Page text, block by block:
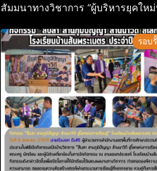
สัมมนาทางวิชาการ “ผู้บริหารยุคให
รอบ